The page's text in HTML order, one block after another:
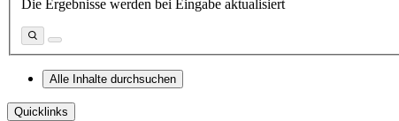
Die Ergebnisse werden bei Eingabe aktualisiert
Alle Inhalte durchsuchen
Quicklinks